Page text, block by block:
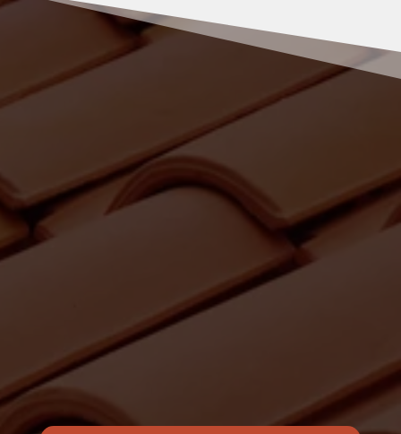
RENOV MULLER
Pourquoi nous choisir pour vos
travaux de recherche de fuite à
Saint-Agrève ?